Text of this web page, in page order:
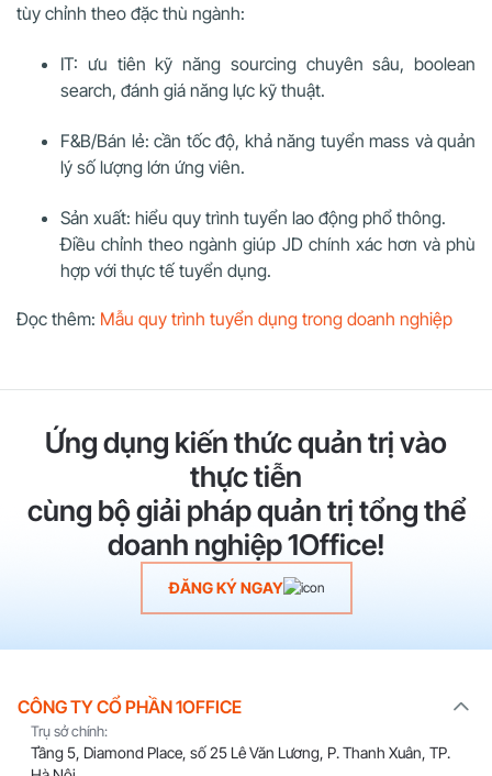
tùy chỉnh theo đặc thù ngành:
IT: ưu tiên kỹ năng sourcing chuyên sâu, boolean
search, đánh giá năng lực kỹ thuật.
F&B/Bán lẻ: cần tốc độ, khả năng tuyển mass và quản
lý số lượng lớn ứng viên.
Sản xuất: hiểu quy trình tuyển lao động phổ thông.
Điều chỉnh theo ngành giúp JD chính xác hơn và phù
hợp với thực tế tuyển dụng.
Đọc thêm: Mẫu quy trình tuyển dụng trong doanh nghiệp
Ứng dụng kiến thức quản trị vào
thực tiễn
cùng bộ giải pháp quản trị tổng thể
doanh nghiệp 1Office!
ĐĂNG KÝ NGAY
CÔNG TY CỔ PHẦN 1OFFICE
Trụ sở chính:
Tầng 5, Diamond Place, số 25 Lê Văn Lương, P. Thanh Xuân, TP.